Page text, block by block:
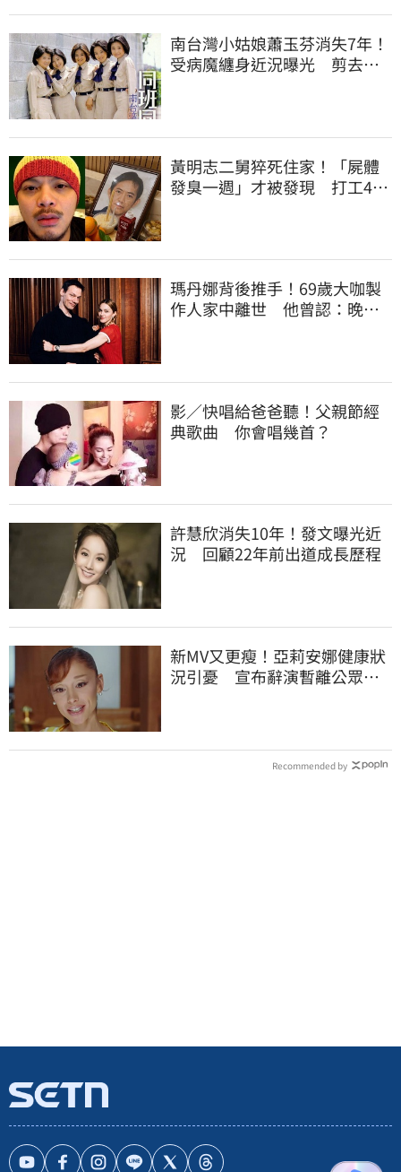
南台灣小姑娘蕭玉芬消失7年！
受病魔纏身近況曝光 剪去長
黃明志二舅猝死住家！「屍體
發臭一週」才被發現 打工40
瑪丹娜背後推手！69歲大咖製
作人家中離世 他曾認：晚年
影／快唱給爸爸聽！父親節經
典歌曲 你會唱幾首？
許慧欣消失10年！發文曝光近
況 回顧22年前出道成長歷程
新MV又更瘦！亞莉安娜健康狀
況引憂 宣布辭演暫離公眾視
Recommended by